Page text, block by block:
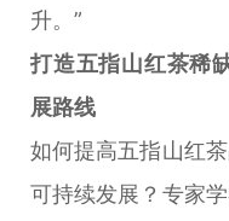
升。”
打造五指山红茶稀
展路线
如何提高五指山红
可持续发展？专家